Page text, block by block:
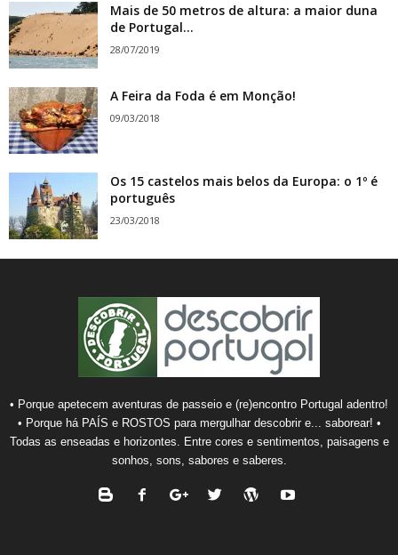
Mais de 50 metros de altura: a maior duna
de Portugal...
28/07/2019
A Feira da Foda é em Monção!
09/03/2018
Os 15 castelos mais belos da Europa: o 1º é
português
23/03/2018
• Porque apetecem aventuras de passeio e (re)encontro Portugal adentro!
• Porque há PAÍS e ROSTOS para mergulhar descobrir e... saborear! •
Todas as enseadas e horizontes. Entre cores e sentimentos, paisagens e
sonhos, sons, sabores e saberes.